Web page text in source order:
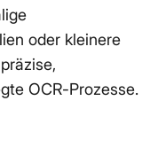
oder kleinere
OCR-Prozesse.